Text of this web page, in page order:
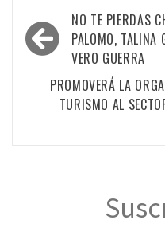
Navegación
de
entradas
NO TE PIERDAS
PALOMO, TALINA
VERO GUERRA
PROMOVERÁ LA
TURISMO AL